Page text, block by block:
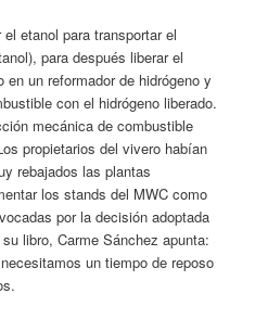
etanol para transportar el
para después liberar el
en un reformador de hidrógeno y
con el hidrógeno liberado.
mecánica de combustible
propietarios del vivero habían
rebajados las plantas
los stands del MWC como
por la decisión adoptada
libro, Carme Sánchez apunta:
un tiempo de reposo